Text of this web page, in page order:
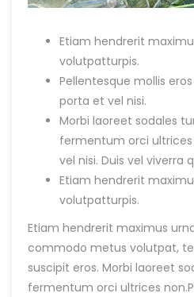
Etiam hendrerit
volutpatturpis.
Pellentesque mollis
porta et vel nisi.
Morbi laoreet sodales
fermentum orci
vel nisi. Duis vel viverra
Etiam hendrerit
volutpatturpis.
Etiam hendrerit maximus
commodo metus volutpat,
suscipit eros. Morbi laoreet
fermentum orci ultrices